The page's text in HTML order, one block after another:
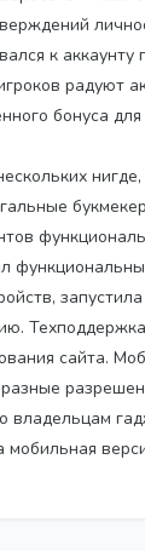
к аккаунту
радуют
бонуса
сайта.
владельцам
мобильная